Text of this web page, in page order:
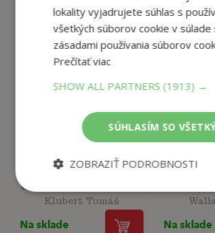
12 €
druhej svetovej vojne
Klubert Tomáš
Na sklade Na sklade
lokality vyjadrujete súhlas s
všetkých súborov cookie v súlade
zásadami používania súborov
Prečítať viac
SHOW ALL PARTNERS (1913) →
SÚHLASÍM SO
ZOBRAZIŤ PODROBNOSTI